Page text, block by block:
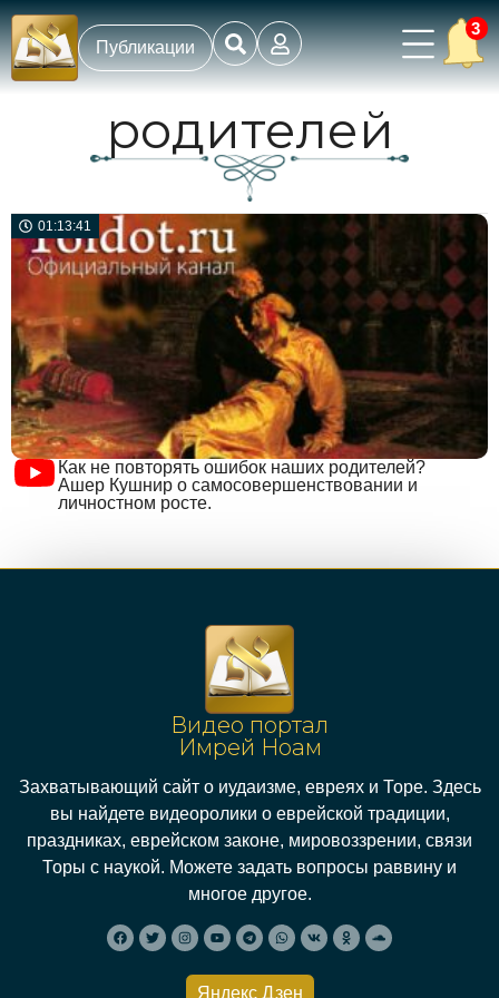
Публикации
3
родителей
01:13:41
Как не повторять ошибок наших родителей?
Ашер Кушнир о самосовершенствовании и
личностном росте.
Видео портал
Имрей Ноам
Захватывающий сайт о иудаизме, евреях и Торе. Здесь
вы найдете видеоролики о еврейской традиции,
праздниках, еврейском законе, мировоззрении, связи
Торы с наукой. Можете задать вопросы раввину и
многое другое.
Яндекс Дзен